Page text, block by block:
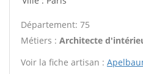
Département: 75
Métiers : Architecte
Voir la fiche artisan :